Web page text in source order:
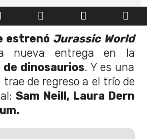
estrenó Jurassic World
nueva entrega en la
dinosaurios. Y es una
trae de regreso a el trío de
Sam Neill, Laura Dern